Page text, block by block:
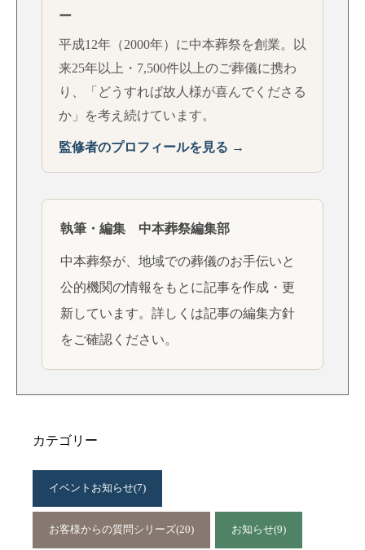
ー
平成12年（2000年）に中本葬祭を創業。以
来25年以上・7,500件以上のご葬儀に携わ
り、「どうすれば故人様が喜んでくださる
か」を考え続けています。
監修者のプロフィールを見る →
執筆・編集 中本葬祭編集部
中本葬祭が、地域での葬儀のお手伝いと
公的機関の情報をもとに記事を作成・更
新しています。詳しくは記事の編集方針
をご確認ください。
カテゴリー
イベントお知らせ(7)
お客様からの質問シリーズ(20) お知らせ(9)